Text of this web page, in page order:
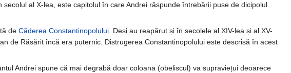
al X-lea, este capitolul în care Andrei răspunde întrebării puse de dicipolul
de Căderea Constantinopolului. Deși au reapărut și în secolele al XIV-lea și al XV-
de Răsărit încă era puternic. Distrugerea Constantinopolului este descrisă în acest
Andrei spune că mai degrabă doar coloana (obeliscul) va supraviețui deoarece